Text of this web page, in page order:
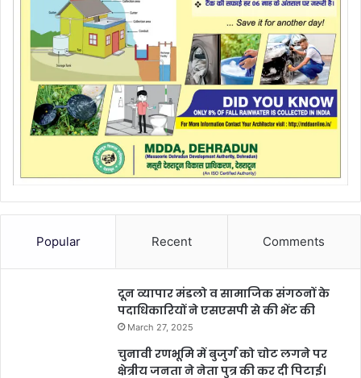
Popular Recent Comments
दून व्यापार मंडलो व सामाजिक संगठनों के
पदाधिकारियों ने एसएसपी से की भेंट की
March 27, 2025
चुनावी रणभूमि में बुजुर्ग को चोट लगने पर
क्षेत्रीय जनता ने नेता पुत्र की कर दी पिटाई।